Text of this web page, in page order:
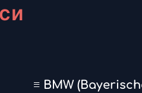
≡ BMW